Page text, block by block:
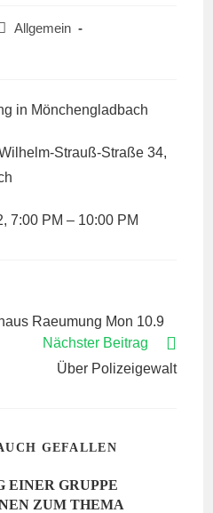
Beitrags-
Allgemein
in Mönchengladbach
Strauß-Straße 34,
7:00 PM – 10:00 PM
Raeumung Mon 10.9
Nächster Beitrag
Über Polizeigewalt
GEFALLEN
EINER GRUPPE
ZUM THEMA